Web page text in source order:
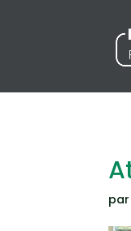
par